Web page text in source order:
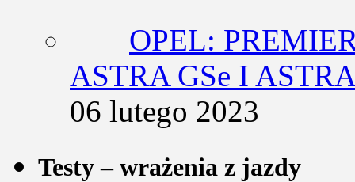
OPEL:
ASTRA GSe I
06 lutego 2023
Testy – wrażenia z jazdy